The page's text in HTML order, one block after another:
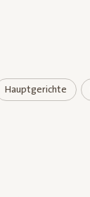
Hauptgerichte